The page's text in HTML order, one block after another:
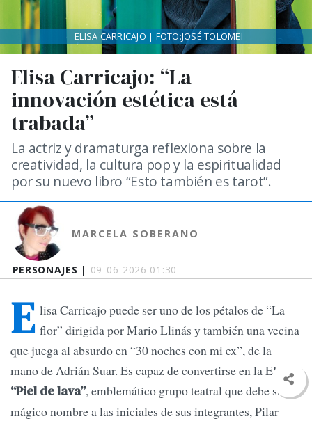
PERSONAJES | 09-06-2026 01:30
Elisa Carricajo: “La
innovación estética está
trabada”
La actriz y dramaturga reflexiona sobre la
creatividad, la cultura pop y la espiritualidad
por su nuevo libro “Esto también es tarot”.
MARCELA SOBERANO
ELISA CARRICAJO | FOTO:JOSÉ TOLOMEI
E lisa Carricajo puede ser uno de los pétalos de “La
flor” dirigida por Mario Llinás y también una vecina
que juega al absurdo en “30 noches con mi ex”, de la
mano de Adrián Suar. Es capaz de convertirse en la EL de
“Piel de lava”, emblemático grupo teatral que debe su
mágico nombre a las iniciales de sus integrantes, Pilar